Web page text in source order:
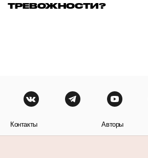
ТРЕВОЖНОСТИ?
Контакты Авторы